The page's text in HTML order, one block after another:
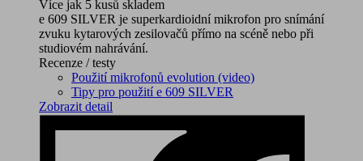
Více jak 5 kusů skladem
e 609 SILVER je superkardioidní mikrofon pro snímání
zvuku kytarových zesilovačů přímo na scéně nebo při
studiovém nahrávání.
Recenze / testy
Použití mikrofonů evolution (video)
Tipy pro použití e 609 SILVER
Zobrazit detail